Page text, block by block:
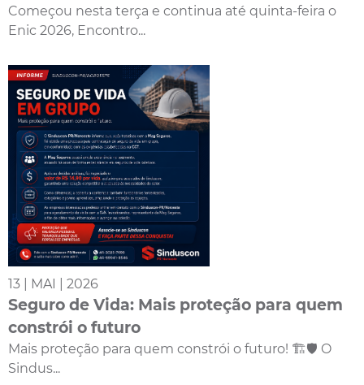
Começou nesta terça e continua até quinta-feira o
Enic 2026, Encontro...
13 | MAI | 2026
Seguro de Vida: Mais proteção para quem
constrói o futuro
Mais proteção para quem constrói o futuro! 🏗️🛡️ O
Sindus...